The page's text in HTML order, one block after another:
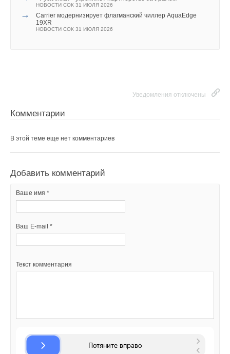
НОВОСТИ СОК 31 ИЮЛЯ 2026
→
Carrier модернизирует флагманский чиллер AquaEdge
19XR
НОВОСТИ СОК 31 ИЮЛЯ 2026
Уведомления отключены
Комментарии
В этой теме еще нет комментариев
Добавить комментарий
Ваше имя *
Ваш E-mail *
Текст комментария
Комментарии
Комментарии
НОВОСТИ СОК 16 АВГУСТА 2021
В этой теме еще нет комментариев
Ваш E-mail *